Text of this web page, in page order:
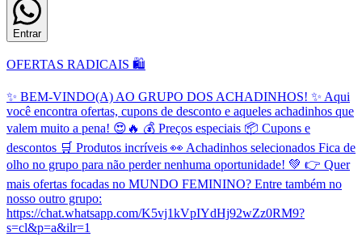
Entrar
OFERTAS RADICAIS 🛍️
✨ BEM-VINDO(A) AO GRUPO DOS ACHADINHOS! ✨ Aqui
você encontra ofertas, cupons de desconto e aqueles achadinhos que
valem muito a pena! 😍🔥 💰 Preços especiais 📦 Cupons e
descontos 🛒 Produtos incríveis 👀 Achadinhos selecionados Fica de
olho no grupo para não perder nenhuma oportunidade! 💚 👉 Quer
mais ofertas focadas no MUNDO FEMININO? Entre também no
nosso outro grupo:
https://chat.whatsapp.com/K5vj1kVpIYdHj92wZz0RM9?
s=cl&p=a&ilr=1